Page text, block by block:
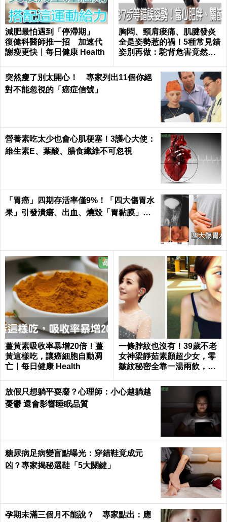
減肥最怕遇到「停滯期」
復健科醫師推一招 加速代
謝瘦更快｜每日健康 Health
胸悶、頸肩痠痛、肌腱發炎
全是姿勢惹的禍！5種常見錯
姿別再做：駝背危害竟然這
突然瘦了別太開心！ 專家列出11個你絕
對不能忽視的「癌症信號」
營養素吃太少也會心肌梗塞！3護心大使：
維生素E、葉酸、膳食纖維不可忽視
「胃癌」四期存活率僅9%！「四大傷胃水
果」引發潰瘍、出血、燒毀「胃黏膜」不
薑黃素吸收率暴增20倍！薑
黃這樣吃，讓癌細胞自動凋
亡｜每日健康 Health
一條脖紋也沒有！39歲不老
女神梁靜茹素顏超少女，零
皺紋秘密全靠一湯兩飲，熬
日健康 Health
放假只想躺平耍廢？心理師：小心越躺越
憂鬱 還會影響睡眠品質
糖尿病足病變盲點曝光：穿錯鞋竟成元
凶？專家揭秘選鞋「5大關鍵」
孕期未滿三個月不能說？ 專家點出：應